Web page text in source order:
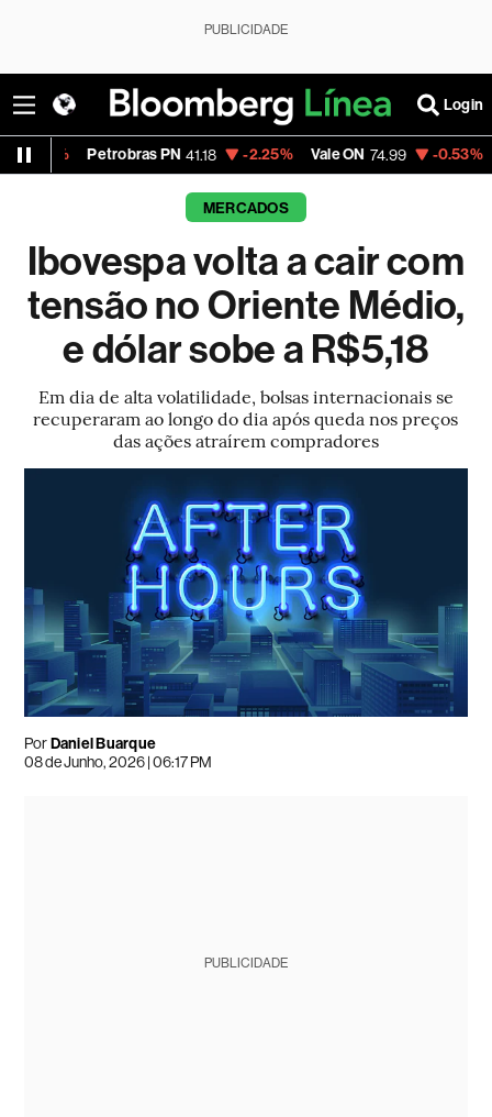
PUBLICIDADE
Login
Petrobras PN 41.18 -2.25% Vale ON 74.99 -0.53% Itaú PN
MERCADOS
Ibovespa volta a cair com
tensão no Oriente Médio,
e dólar sobe a R$5,18
Em dia de alta volatilidade, bolsas internacionais se
recuperaram ao longo do dia após queda nos preços
das ações atraírem compradores
PorDaniel Buarque
08 de Junho, 2026 | 06:17 PM
PUBLICIDADE